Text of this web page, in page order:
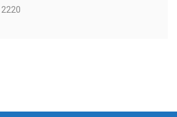
2220